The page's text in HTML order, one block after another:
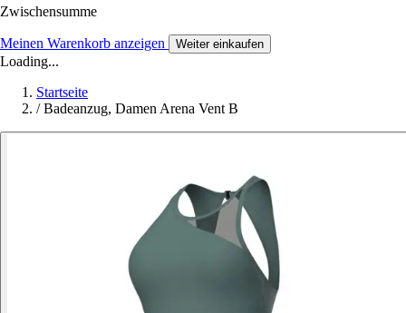
Zwischensumme
Meinen Warenkorb anzeigen Weiter einkaufen
Loading...
Startseite
/ Badeanzug, Damen Arena Vent B